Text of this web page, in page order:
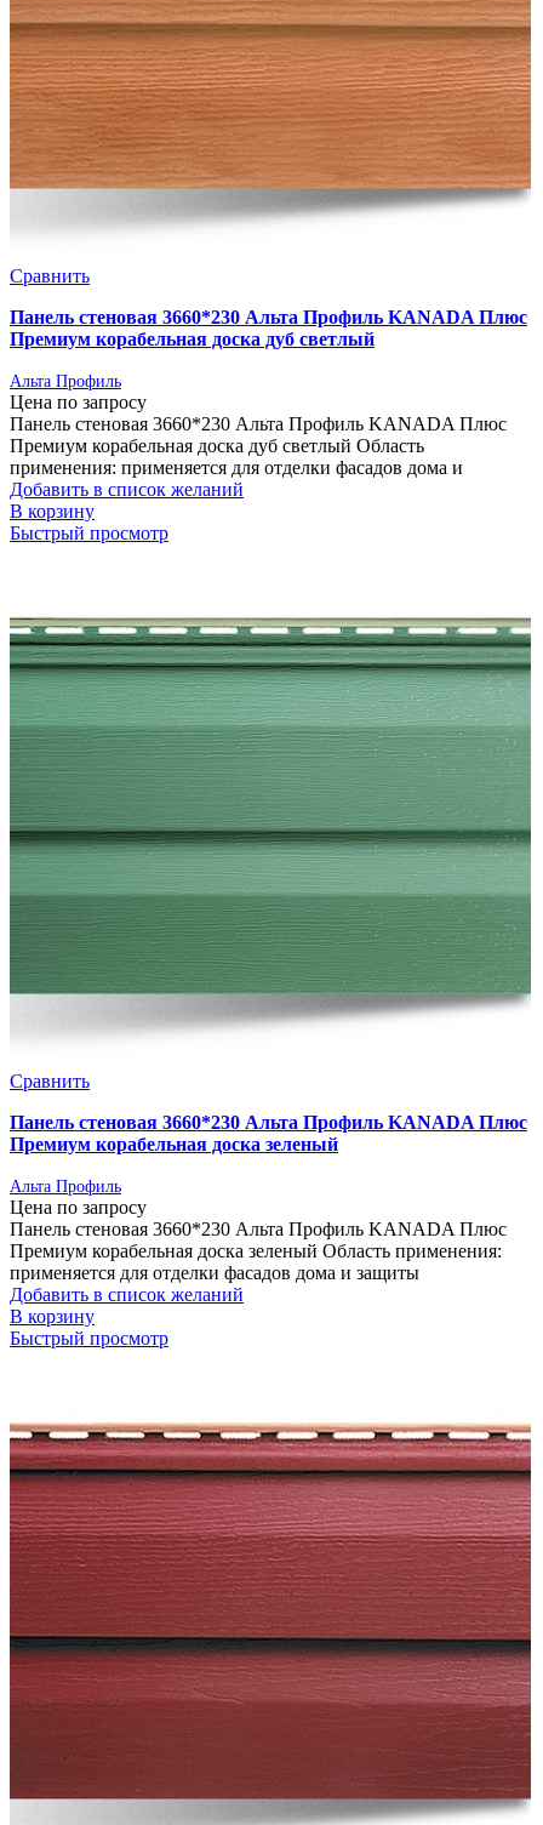
Сравнить
Панель стеновая 3660*230 Альта Профиль KANADA Плюс
Премиум корабельная доска дуб светлый
Альта Профиль
Цена по запросу
Панель стеновая 3660*230 Альта Профиль KANADA Плюс
Премиум корабельная доска дуб светлый Область
применения: применяется для отделки фасадов дома и
Добавить в список желаний
В корзину
Быстрый просмотр
Сравнить
Панель стеновая 3660*230 Альта Профиль KANADA Плюс
Премиум корабельная доска зеленый
Альта Профиль
Цена по запросу
Панель стеновая 3660*230 Альта Профиль KANADA Плюс
Премиум корабельная доска зеленый Область применения:
применяется для отделки фасадов дома и защиты
Добавить в список желаний
В корзину
Быстрый просмотр